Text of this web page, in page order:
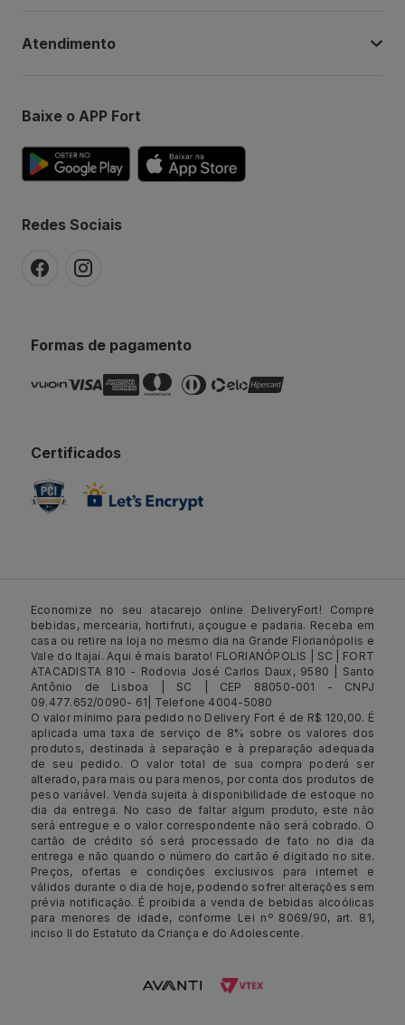
Atendimento
Baixe o APP Fort
Redes Sociais
Formas de pagamento
Certificados
Economize no seu atacarejo online DeliveryFort! Compre
bebidas, mercearia, hortifruti, açougue e padaria. Receba em
casa ou retire na loja no mesmo dia na Grande Florianópolis e
Vale do Itajaí. Aqui é mais barato! FLORIANÓPOLIS | SC | FORT
ATACADISTA 810 - Rodovia José Carlos Daux, 9580 | Santo
Antônio de Lisboa | SC | CEP 88050-001 - CNPJ
09.477.652/0090- 61| Telefone 4004-5080
O valor mínimo para pedido no Delivery Fort é de R$ 120,00. É
aplicada uma taxa de serviço de 8% sobre os valores dos
produtos, destinada à separação e à preparação adequada
de seu pedido. O valor total de sua compra poderá ser
alterado, para mais ou para menos, por conta dos produtos de
peso variável. Venda sujeita à disponibilidade de estoque no
dia da entrega. No caso de faltar algum produto, este não
será entregue e o valor correspondente não será cobrado. O
cartão de crédito só será processado de fato no dia da
entrega e não quando o número do cartão é digitado no site.
Preços, ofertas e condições exclusivos para internet e
válidos durante o dia de hoje, podendo sofrer alterações sem
prévia notificação. É proibida a venda de bebidas alcoólicas
para menores de idade, conforme Lei nº 8069/90, art. 81,
inciso II do Estatuto da Criança e do Adolescente.